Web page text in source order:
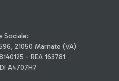
Sociale:
21050 Marnate (VA)
- REA 163781
A4707H7